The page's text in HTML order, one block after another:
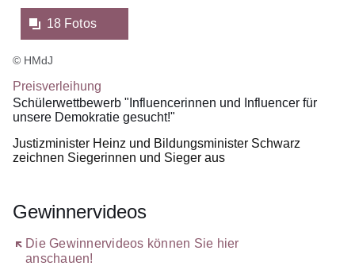
18 Fotos
© HMdJ
Preisverleihung
Schülerwettbewerb "Influencerinnen und Influencer für
unsere Demokratie gesucht!"
Justizminister Heinz und Bildungsminister Schwarz
zeichnen Siegerinnen und Sieger aus
Gewinnervideos
Die Gewinnervideos können Sie hier
anschauen!
Öffnet sich in einem neuen Fenster